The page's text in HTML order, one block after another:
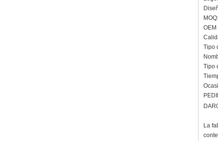
Tipo
Tipo
La